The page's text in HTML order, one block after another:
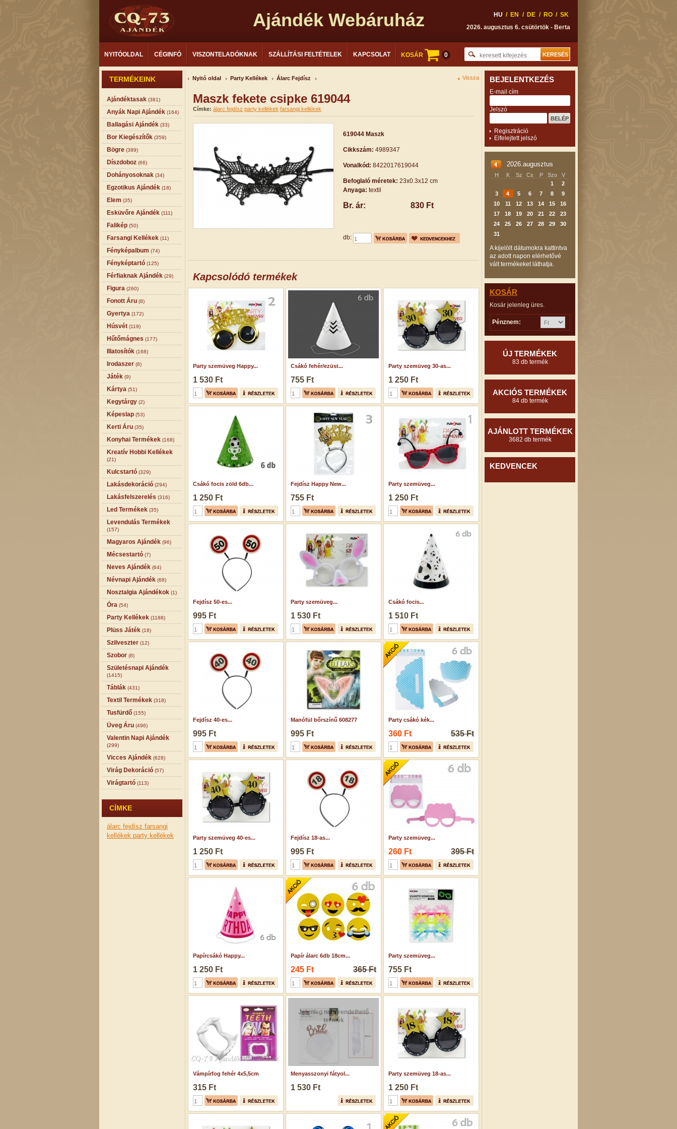
Ajándék Webáruház HU / EN / DE / RO / SK
2026. augusztus 6. csütörtök - Berta
NYITÓOLDAL CÉGINFÓ VISZONTELADÓKNAK SZÁLLÍTÁSI FELTÉTELEK KAPCSOLAT KOSÁR 0
TERMÉKEINK
Ajándéktasak (381)
Anyák Napi Ajándék (164)
Ballagási Ajándék (33)
Bor Kiegészítők (359)
Bögre (389)
Díszdoboz (66)
Dohányosoknak (34)
Egzotikus Ajándék (18)
Elem (35)
Esküvőre Ajándék (111)
Falikép (50)
Farsangi Kellékek (11)
Fényképalbum (74)
Fényképtartó (125)
Férfiaknak Ajándék (29)
Figura (260)
Fonott Áru (8)
Gyertya (172)
Húsvét (119)
Hűtőmágnes (177)
Illatosítók (168)
Irodaszer (8)
Játék (9)
Kártya (51)
Kegytárgy (2)
Képeslap (53)
Kerti Áru (35)
Konyhai Termékek (168)
Kreatív Hobbi Kellékek
(21)
Kulcstartó (329)
Lakásdekoráció (294)
Lakásfelszerelés (316)
Led Termékek (35)
Levendulás Termékek
(157)
Magyaros Ajándék (96)
Mécsestartó (7)
Neves Ajándék (64)
Névnapi Ajándék (68)
Nosztalgia Ajándékok (1)
Óra (54)
Party Kellékek (1188)
Plüss Játék (18)
Szilveszter (12)
Szobor (8)
Születésnapi Ajándék
(1415)
Táblák (431)
Textil Termékek (318)
Tusfürdő (155)
Üveg Áru (496)
Valentin Napi Ajándék
(299)
Vicces Ajándék (628)
Virág Dekoráció (57)
Virágtartó (113)
CÍMKE
álarc fejdísz farsangi
kellékek party kellékek
Nyitó oldal Party Kellékek Álarc Fejdísz Vissza
Maszk fekete csipke 619044
Címke: álarc fejdísz party kellékek farsangi kellékek
619044 Maszk
Cikkszám: 4989347
Vonalkód: 8422017619044
Befoglaló méretek: 23x0.3x12 cm
Anyaga: textil
Br. ár: 830 Ft
db:
Kapcsolódó termékek
Party szemüveg Happy...
1 530 Ft
Csákó fehér/ezüst...
755 Ft
Party szemüveg 30-as...
1 250 Ft
Csákó focis zöld 6db...
1 250 Ft
Fejdísz Happy New...
755 Ft
Party szemüveg...
1 250 Ft
Fejdísz 50-es...
995 Ft
Party szemüveg...
1 530 Ft
Csákó focis...
1 510 Ft
Fejdísz 40-es...
995 Ft
Manófül bőrszínű 608277
995 Ft
Party csákó kék...
360 Ft 535 Ft
Party szemüveg 40-es...
1 250 Ft
Fejdísz 18-as...
995 Ft
Party szemüveg...
260 Ft 395 Ft
Papírcsákó Happy...
1 250 Ft
Papír álarc 6db 18cm...
245 Ft 365 Ft
Party szemüveg...
755 Ft
Vámpírfog fehér 4x5,5cm
315 Ft
Jelenleg nem rendelhető
termék
Menyasszonyi fátyol...
1 530 Ft
Party szemüveg 18-as...
1 250 Ft
BEJELENTKEZÉS
E-mail cím
Jelszó
Regisztráció
Elfelejtett jelszó
2026.augusztus
H K Sz Cs P Szo
V
1
2
3
4 5 6 7 8
9
10
11 12 13 14 15
16
17
18 19 20 21 22
23
24
25 26 27 28 29
30
31
A kijelölt dátumokra kattintva
az adott napon elérhetővé
vált termékeket láthatja.
KOSÁR
Kosár jelenleg üres.
Pénznem:
ÚJ TERMÉKEK
83 db termék
AKCIÓS TERMÉKEK
84 db termék
AJÁNLOTT TERMÉKEK
3682 db termék
KEDVENCEK